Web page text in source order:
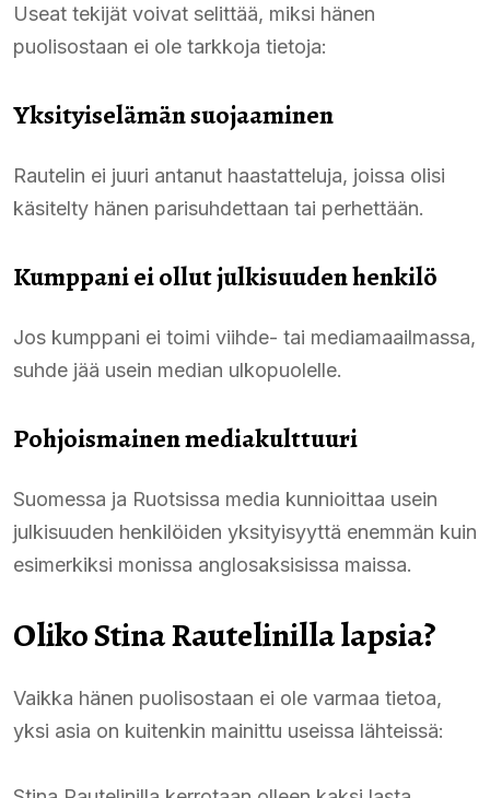
Useat tekijät voivat selittää, miksi hänen
puolisostaan ei ole tarkkoja tietoja:
Yksityiselämän suojaaminen
Rautelin ei juuri antanut haastatteluja, joissa olisi
käsitelty hänen parisuhdettaan tai perhettään.
Kumppani ei ollut julkisuuden henkilö
Jos kumppani ei toimi viihde- tai mediamaailmassa,
suhde jää usein median ulkopuolelle.
Pohjoismainen mediakulttuuri
Suomessa ja Ruotsissa media kunnioittaa usein
julkisuuden henkilöiden yksityisyyttä enemmän kuin
esimerkiksi monissa anglosaksisissa maissa.
Oliko Stina Rautelinilla lapsia?
Vaikka hänen puolisostaan ei ole varmaa tietoa,
yksi asia on kuitenkin mainittu useissa lähteissä: